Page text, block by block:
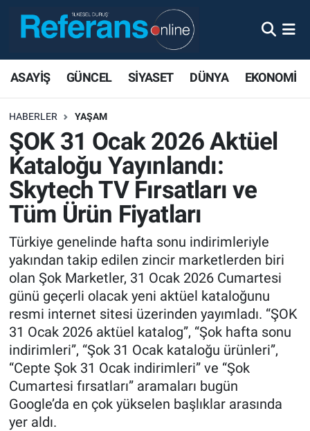
ASAYİŞ GÜNCEL SİYASET DÜNYA EKONOMİ
HABERLER YAŞAM
ŞOK 31 Ocak 2026 Aktüel
Kataloğu Yayınlandı:
Skytech TV Fırsatları ve
Tüm Ürün Fiyatları
Türkiye genelinde hafta sonu indirimleriyle
yakından takip edilen zincir marketlerden biri
olan Şok Marketler, 31 Ocak 2026 Cumartesi
günü geçerli olacak yeni aktüel kataloğunu
resmi internet sitesi üzerinden yayımladı. “ŞOK
31 Ocak 2026 aktüel katalog”, “Şok hafta sonu
indirimleri”, “Şok 31 Ocak kataloğu ürünleri”,
“Cepte Şok 31 Ocak indirimleri” ve “Şok
Cumartesi fırsatları” aramaları bugün
Google’da en çok yükselen başlıklar arasında
yer aldı.